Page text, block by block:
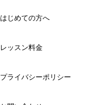
はじめての方へ
レッスン料金
プライバシーポリシー